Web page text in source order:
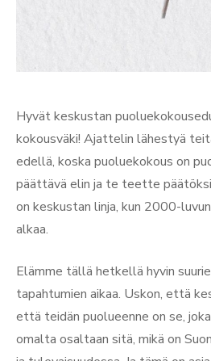
Hyvät keskustan
kokousväki! Ajattelin lähestyä
edellä, koska puoluekokous on
päättävä elin ja te teette
on keskustan linja, kun 2000-
alkaa.
Elämme tällä hetkellä hyvin
tapahtumien aikaa. Uskon, että
että teidän puolueenne on se,
omalta osaltaan sitä, mikä on